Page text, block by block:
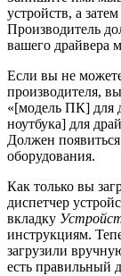
устройств, а
Производитель
вашего драйвера
Если вы не
производителя,
«[модель ПК] для
ноутбука] для
Должен
оборудования.
Как только вы
диспетчер
вкладку
инструкциям.
загрузили
есть правильный